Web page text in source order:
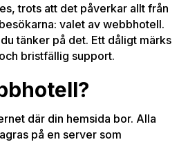
trots att det påverkar allt från
valet av webbhotell.
tänker på det. Ett dåligt märks
bristfällig support.
där din hemsida bor. Alla
på en server som